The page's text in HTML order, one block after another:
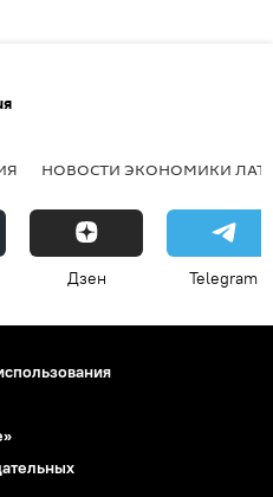
НОВОСТИ ЭКОНОМИКИ
Дзен Telegram